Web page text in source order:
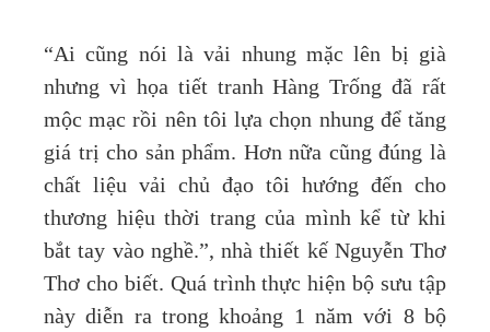
“Ai cũng nói là vải nhung mặc lên bị già
nhưng vì họa tiết tranh Hàng Trống đã rất
mộc mạc rồi nên tôi lựa chọn nhung để tăng
giá trị cho sản phẩm. Hơn nữa cũng đúng là
chất liệu vải chủ đạo tôi hướng đến cho
thương hiệu thời trang của mình kể từ khi
bắt tay vào nghề.”, nhà thiết kế Nguyễn Thơ
Thơ cho biết. Quá trình thực hiện bộ sưu tập
này diễn ra trong khoảng 1 năm với 8 bộ